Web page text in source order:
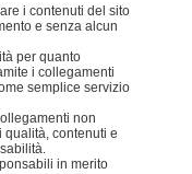
i contenuti del sito
e senza alcun
per quanto
i collegamenti
semplice servizio
non
contenuti e
in merito